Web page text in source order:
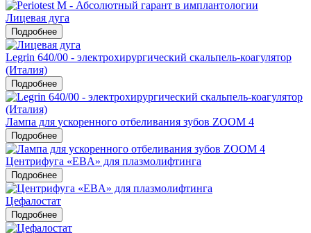
Лицевая дуга
Подробнее
Legrin 640/00 - электрохирургический скальпель-коагулятор
(Италия)
Подробнее
Лампа для ускоренного отбеливания зубов ZOOM 4
Подробнее
Центрифуга «EBA» для плазмолифтинга
Подробнее
Цефалостат
Подробнее